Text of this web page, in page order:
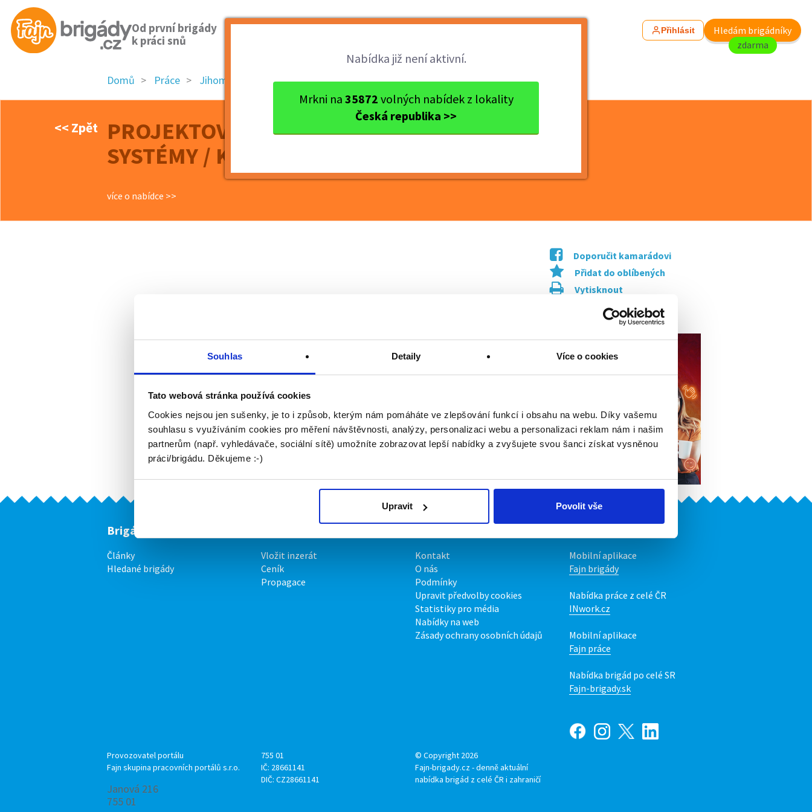
Souhlas Detaily Více o cookies
Tato webová stránka používá cookies
Cookies nejsou jen sušenky, je to i způsob, kterým nám pomáháte ve zlepšování funkcí i obsahu na webu. Díky vašemu
souhlasu s využíváním cookies pro měření návštěvnosti, analýzy, personalizaci webu a personalizaci reklam nám i našim
partnerům (např. vyhledávače, sociální sítě) umožníte zobrazovat lepší nabídky a zvyšujete svou šanci získat vysněnou
práci/brigádu. Děkujeme :-)
Upravit Povolit vše
Od první brigády
k práci snů
Přihlásit
Hledám brigádníky
zdarma
Nabídka již není aktivní.
Mrkni na 35872 volných nabídek z lokality
Česká republika >>
Domů Práce Jihomoravský kraj okres Blansko Blansko PROJEKTOVÝ MANAŽER – AUTOMA...
<< Zpět
PROJEKTOVÝ MANAŽER – AUTOMATICKÉ
SYSTÉMY / KONSTRUKCE (40–60 000 Kč)
více o nabídce >>
Doporučit kamarádovi
Přidat do oblíbených
Vytisknout
Upozornit na inzerát
Brigádníci
Články
Hledané brigády
Vložit inzerát
Ceník
Propagace
Kontakt
O nás
Podmínky
Upravit předvolby cookies
Statistiky pro média
Nabídky na web
Zásady ochrany osobních údajů
Mobilní aplikace
Fajn brigády
Nabídka práce z celé ČR
INwork.cz
Mobilní aplikace
Fajn práce
Nabídka brigád po celé SR
Fajn-brigady.sk
Provozovatel portálu
Fajn skupina pracovních portálů s.r.o.
Janová 216
755 01
755 01
IČ: 28661141
DIČ: CZ28661141
© Copyright 2026
Fajn-brigady.cz - denně aktuální
nabídka brigád z celé ČR i zahraničí